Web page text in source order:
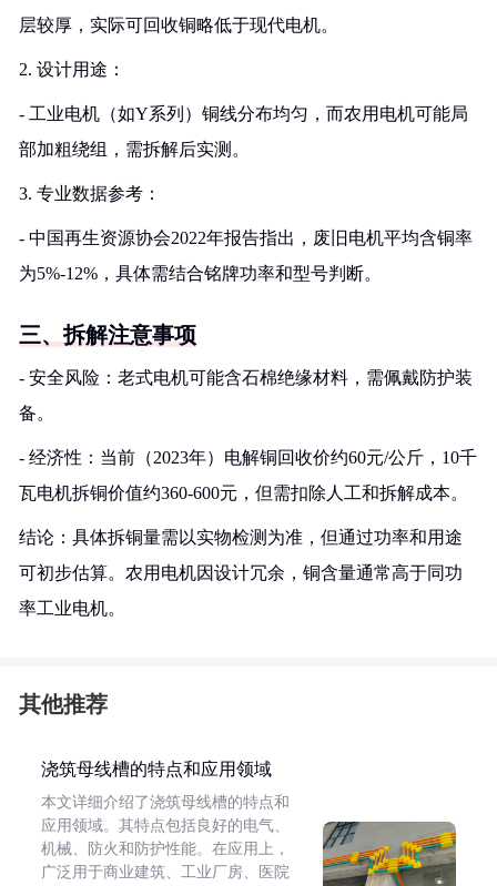
层较厚，实际可回收铜略低于现代电机。
2. 设计用途：
- 工业电机（如Y系列）铜线分布均匀，而农用电机可能局
部加粗绕组，需拆解后实测。
3. 专业数据参考：
- 中国再生资源协会2022年报告指出，废旧电机平均含铜率
为5%-12%，具体需结合铭牌功率和型号判断。
三、拆解注意事项
- 安全风险：老式电机可能含石棉绝缘材料，需佩戴防护装
备。
- 经济性：当前（2023年）电解铜回收价约60元/公斤，10千
瓦电机拆铜价值约360-600元，但需扣除人工和拆解成本。
结论：具体拆铜量需以实物检测为准，但通过功率和用途
可初步估算。农用电机因设计冗余，铜含量通常高于同功
率工业电机。
其他推荐
浇筑母线槽的特点和应用领域
本文详细介绍了浇筑母线槽的特点和
应用领域。其特点包括良好的电气、
机械、防火和防护性能。在应用上，
广泛用于商业建筑、工业厂房、医院